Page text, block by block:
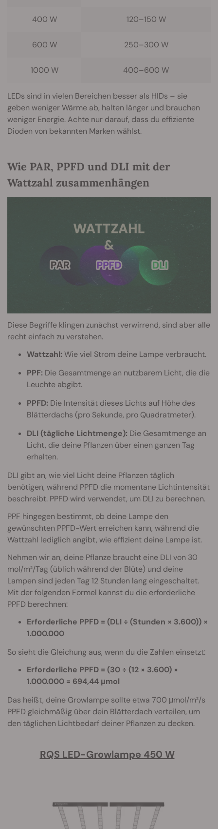
400 W 120–150 W
600 W 250–300 W
1000 W 400–600 W
LEDs sind in vielen Bereichen besser als HIDs – sie
geben weniger Wärme ab, halten länger und brauchen
weniger Energie. Achte nur darauf, dass du effiziente
Dioden von bekannten Marken wählst.
Wie PAR, PPFD und DLI mit der
Wattzahl zusammenhängen
Diese Begriffe klingen zunächst verwirrend, sind aber alle
recht einfach zu verstehen.
Wattzahl: Wie viel Strom deine Lampe verbraucht.
PPF: Die Gesamtmenge an nutzbarem Licht, die die
Leuchte abgibt.
PPFD: Die Intensität dieses Lichts auf Höhe des
Blätterdachs (pro Sekunde, pro Quadratmeter).
DLI (tägliche Lichtmenge): Die Gesamtmenge an
Licht, die deine Pflanzen über einen ganzen Tag
erhalten.
DLI gibt an, wie viel Licht deine Pflanzen täglich
benötigen, während PPFD die momentane Lichtintensität
beschreibt. PPFD wird verwendet, um DLI zu berechnen.
PPF hingegen bestimmt, ob deine Lampe den
gewünschten PPFD-Wert erreichen kann, während die
Wattzahl lediglich angibt, wie effizient deine Lampe ist.
Nehmen wir an, deine Pflanze braucht eine DLI von 30
mol/m²/Tag (üblich während der Blüte) und deine
Lampen sind jeden Tag 12 Stunden lang eingeschaltet.
Mit der folgenden Formel kannst du die erforderliche
PPFD berechnen:
Erforderliche PPFD = (DLI ÷ (Stunden × 3.600)) ×
1.000.000
So sieht die Gleichung aus, wenn du die Zahlen einsetzt:
Erforderliche PPFD = (30 ÷ (12 × 3.600) ×
1.000.000 = 694,44 μmol
Das heißt, deine Growlampe sollte etwa 700 μmol/m²/s
PPFD gleichmäßig über dein Blätterdach verteilen, um
den täglichen Lichtbedarf deiner Pflanzen zu decken.
RQS LED-Growlampe 450 W